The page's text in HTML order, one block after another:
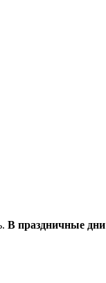
В праздничные дни